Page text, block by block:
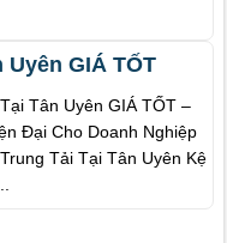
Uyên GIÁ TỐT
Tân Uyên GIÁ TỐT –
Đại Cho Doanh Nghiệp
Tải Tại Tân Uyên Kệ